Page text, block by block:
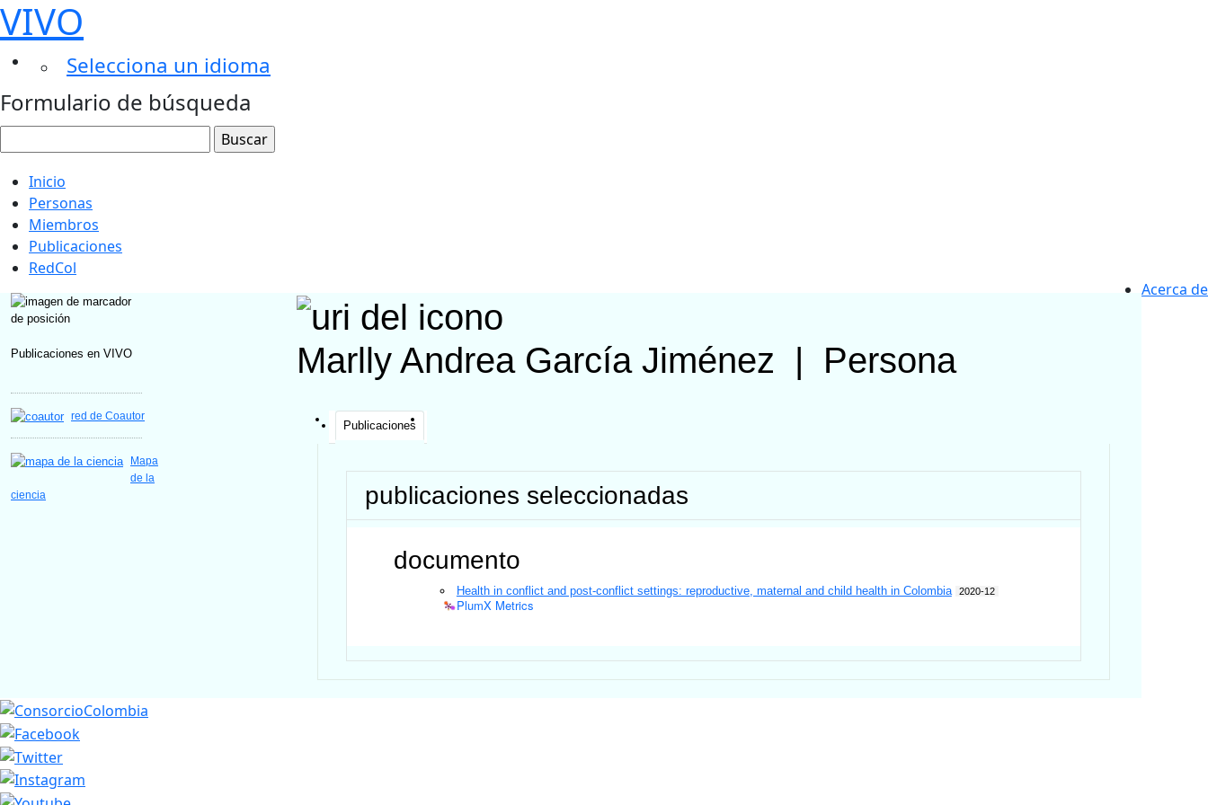
VIVO
Selecciona un idioma
Formulario de búsqueda
Inicio
Personas
Miembros
Publicaciones
RedCol
Acerca de
Publicaciones en VIVO
red de Coautor
Mapa
de la
ciencia
Marlly Andrea García Jiménez Persona
Publicaciones
publicaciones seleccionadas
documento
Health in conflict and post-conflict settings: reproductive, maternal and child health in Colombia 2020-12
PlumX Metrics